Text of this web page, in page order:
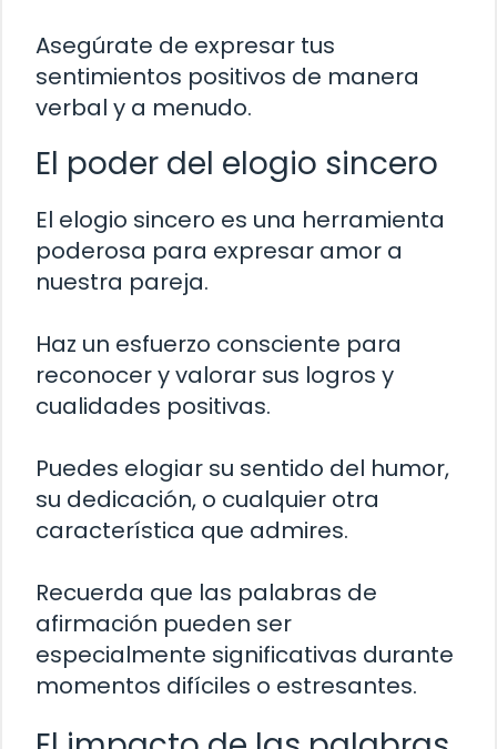
Asegúrate de expresar tus
sentimientos positivos de manera
verbal y a menudo.
El poder del elogio sincero
El elogio sincero es una herramienta
poderosa para expresar amor a
nuestra pareja.
Haz un esfuerzo consciente para
reconocer y valorar sus logros y
cualidades positivas.
Puedes elogiar su sentido del humor,
su dedicación, o cualquier otra
característica que admires.
Recuerda que las palabras de
afirmación pueden ser
especialmente significativas durante
momentos difíciles o estresantes.